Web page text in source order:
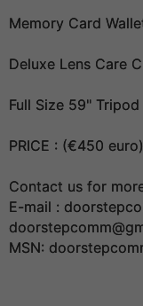
Memory Card
Deluxe Lens Care
Full Size 59"
PRICE : (€450 euro)
Contact us for
E-mail :
MSN: